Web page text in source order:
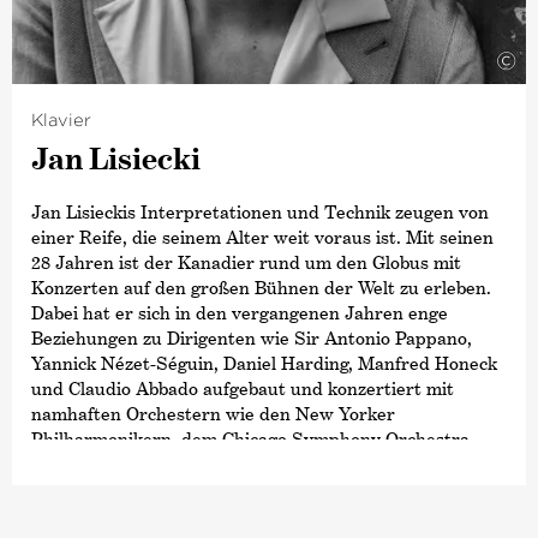
2023 erhielt er den OPUS Klassik für seine Aufnahme
mit der Deutschen Kammer­philharmonie Bremen. Im
Oktober desselben Jahres unterschrieb er einen
Mai 2024 erschien das Debütalbum.
©
Klavier
Jan Lisiecki
Jan Lisieckis Interpretationen und Technik zeugen von
einer Reife, die seinem Alter weit voraus ist. Mit seinen
28 Jahren ist der Kanadier rund um den Globus mit
Konzerten auf den großen Bühnen der Welt zu erleben.
Dabei hat er sich in den vergangenen Jahren enge
Beziehungen zu Dirigenten wie Sir Antonio Pappano,
Yannick Nézet-Séguin, Daniel Harding, Manfred Honeck
und Claudio Abbado aufgebaut und konzertiert mit
namhaften Orchestern wie den New Yorker
Philharmonikern, dem Chicago Symphony Orchestra,